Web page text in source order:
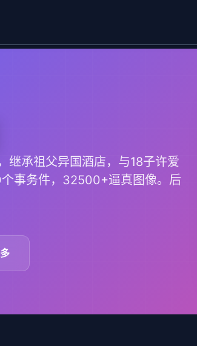
继承祖父异国酒店，与18子许爱
事务件，32500+逼真图像。后